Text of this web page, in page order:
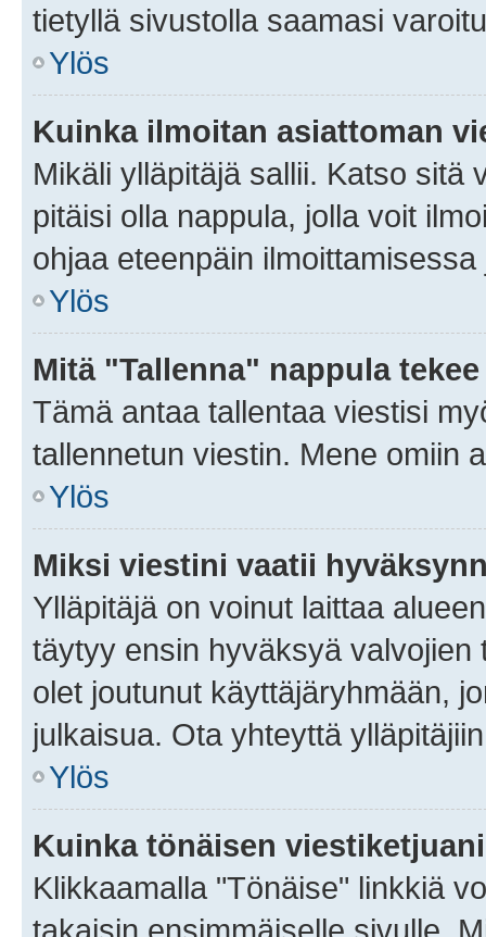
tietyllä sivustolla saamasi
Ylös
Kuinka ilmoitan asiattoman
Mikäli ylläpitäjä sallii. Katso sitä
pitäisi olla nappula, jolla voit
ohjaa eteenpäin
Ylös
Mitä "Tallenna" nappula
Tämä antaa tallentaa viestisi
tallennetun viestin. Mene omiin
Ylös
Miksi viestini vaatii
Ylläpitäjä on voinut laittaa
täytyy ensin hyväksyä
olet joutunut käyttäjäryhmään,
julkaisua. Ota yhteyttä
Ylös
Kuinka tönäisen
Klikkaamalla "Tönäise" linkkiä
takaisin ensimmäiselle sivulle.